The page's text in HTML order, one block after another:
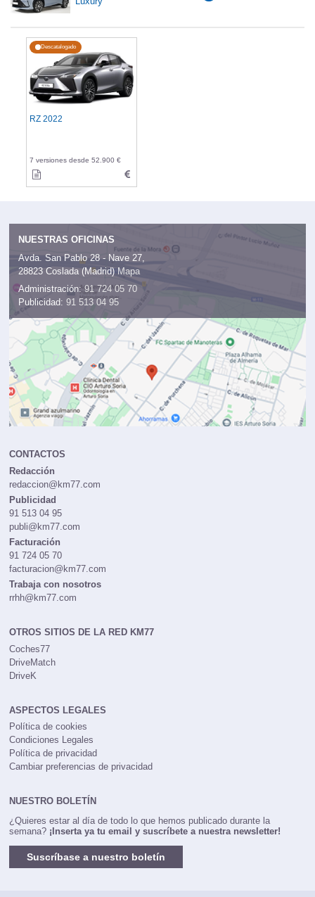
Descatalogado
RZ 2022
7 versiones desde 52.900 €
NUESTRAS OFICINAS
Avda. San Pablo 28 - Nave 27,
28823 Coslada (Madrid) Mapa
Administración: 91 724 05 70
Publicidad: 91 513 04 95
CONTACTOS
Redacción
redaccion@km77.com
Publicidad
91 513 04 95
publi@km77.com
Facturación
91 724 05 70
facturacion@km77.com
Trabaja con nosotros
rrhh@km77.com
OTROS SITIOS DE LA RED KM77
Coches77
DriveMatch
DriveK
ASPECTOS LEGALES
Política de cookies
Condiciones Legales
Política de privacidad
Cambiar preferencias de privacidad
NUESTRO BOLETÍN
¿Quieres estar al día de todo lo que hemos publicado durante la
semana? ¡Inserta ya tu email y suscríbete a nuestra newsletter!
Suscríbase a nuestro boletín